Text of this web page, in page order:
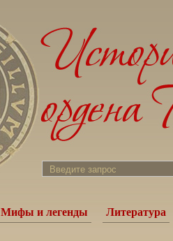
Мифы и легенды Литература